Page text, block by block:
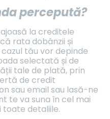
percepută?
la creditele
rata dobânzii și
tău vor depinde
selectată și de
tale de plată, prin
de credit
sau email sau lasă-ne
te va suna în cel mai
detaliile.